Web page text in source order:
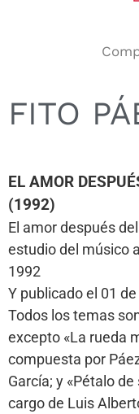
FITO
EL AMOR
(1992)
El amor después
estudio del músico
1992
Y publicado el 01
Todos los temas
excepto «La rueda
compuesta por
García; y «Pétalo
cargo de Luis